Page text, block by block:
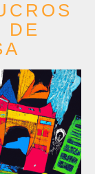
DE